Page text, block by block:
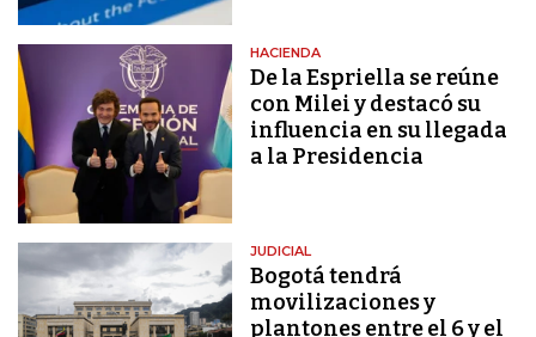
HACIENDA
De la Espriella se reúne
con Milei y destacó su
influencia en su llegada
a la Presidencia
JUDICIAL
Bogotá tendrá
movilizaciones y
plantones entre el 6 y el